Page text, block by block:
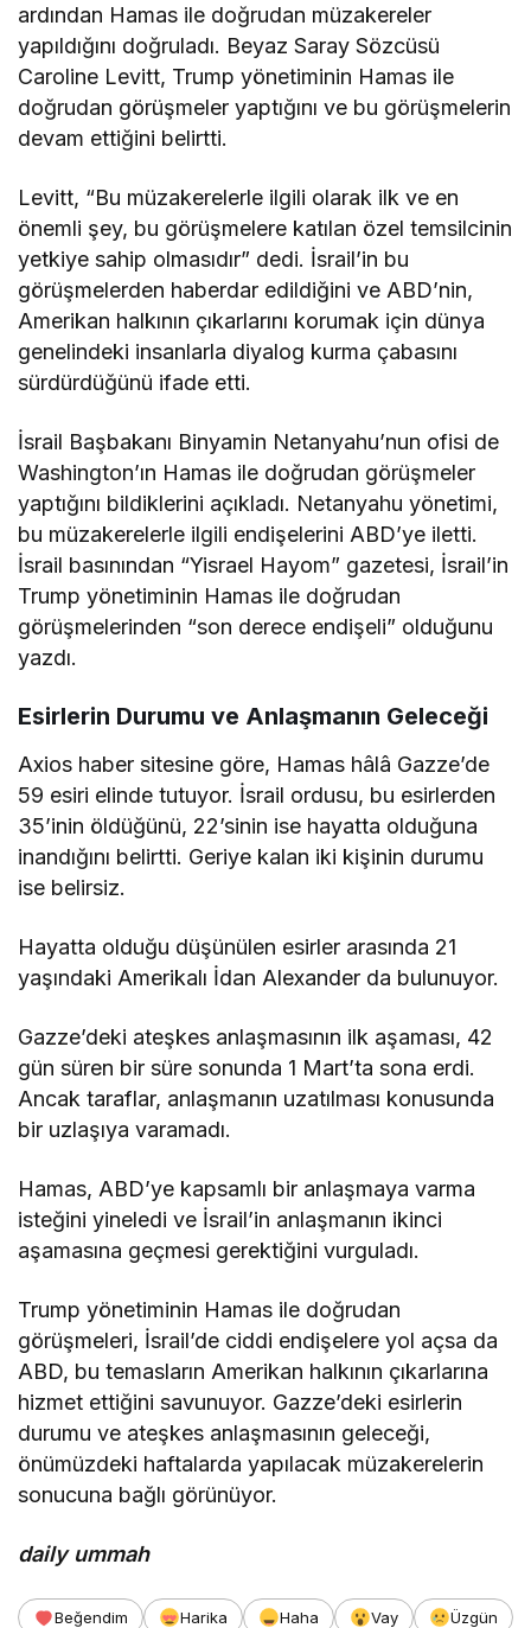
ardından Hamas ile doğrudan müzakereler
yapıldığını doğruladı. Beyaz Saray Sözcüsü
Caroline Levitt, Trump yönetiminin Hamas ile
doğrudan görüşmeler yaptığını ve bu görüşmelerin
devam ettiğini belirtti.
Levitt, “Bu müzakerelerle ilgili olarak ilk ve en
önemli şey, bu görüşmelere katılan özel temsilcinin
yetkiye sahip olmasıdır” dedi. İsrail’in bu
görüşmelerden haberdar edildiğini ve ABD’nin,
Amerikan halkının çıkarlarını korumak için dünya
genelindeki insanlarla diyalog kurma çabasını
sürdürdüğünü ifade etti.
İsrail Başbakanı Binyamin Netanyahu’nun ofisi de
Washington’ın Hamas ile doğrudan görüşmeler
yaptığını bildiklerini açıkladı. Netanyahu yönetimi,
bu müzakerelerle ilgili endişelerini ABD’ye iletti.
İsrail basınından “Yisrael Hayom” gazetesi, İsrail’in
Trump yönetiminin Hamas ile doğrudan
görüşmelerinden “son derece endişeli” olduğunu
yazdı.
Esirlerin Durumu ve Anlaşmanın Geleceği
Axios haber sitesine göre, Hamas hâlâ Gazze’de
59 esiri elinde tutuyor. İsrail ordusu, bu esirlerden
35’inin öldüğünü, 22’sinin ise hayatta olduğuna
inandığını belirtti. Geriye kalan iki kişinin durumu
ise belirsiz.
Hayatta olduğu düşünülen esirler arasında 21
yaşındaki Amerikalı İdan Alexander da bulunuyor.
Gazze’deki ateşkes anlaşmasının ilk aşaması, 42
gün süren bir süre sonunda 1 Mart’ta sona erdi.
Ancak taraflar, anlaşmanın uzatılması konusunda
bir uzlaşıya varamadı.
Hamas, ABD’ye kapsamlı bir anlaşmaya varma
isteğini yineledi ve İsrail’in anlaşmanın ikinci
aşamasına geçmesi gerektiğini vurguladı.
Trump yönetiminin Hamas ile doğrudan
görüşmeleri, İsrail’de ciddi endişelere yol açsa da
ABD, bu temasların Amerikan halkının çıkarlarına
hizmet ettiğini savunuyor. Gazze’deki esirlerin
durumu ve ateşkes anlaşmasının geleceği,
önümüzdeki haftalarda yapılacak müzakerelerin
sonucuna bağlı görünüyor.
daily ummah
Beğendim Harika Haha Vay
Üzgün